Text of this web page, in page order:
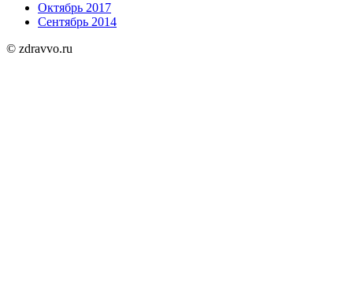
Октябрь 2017
Сентябрь 2014
© zdravvo.ru